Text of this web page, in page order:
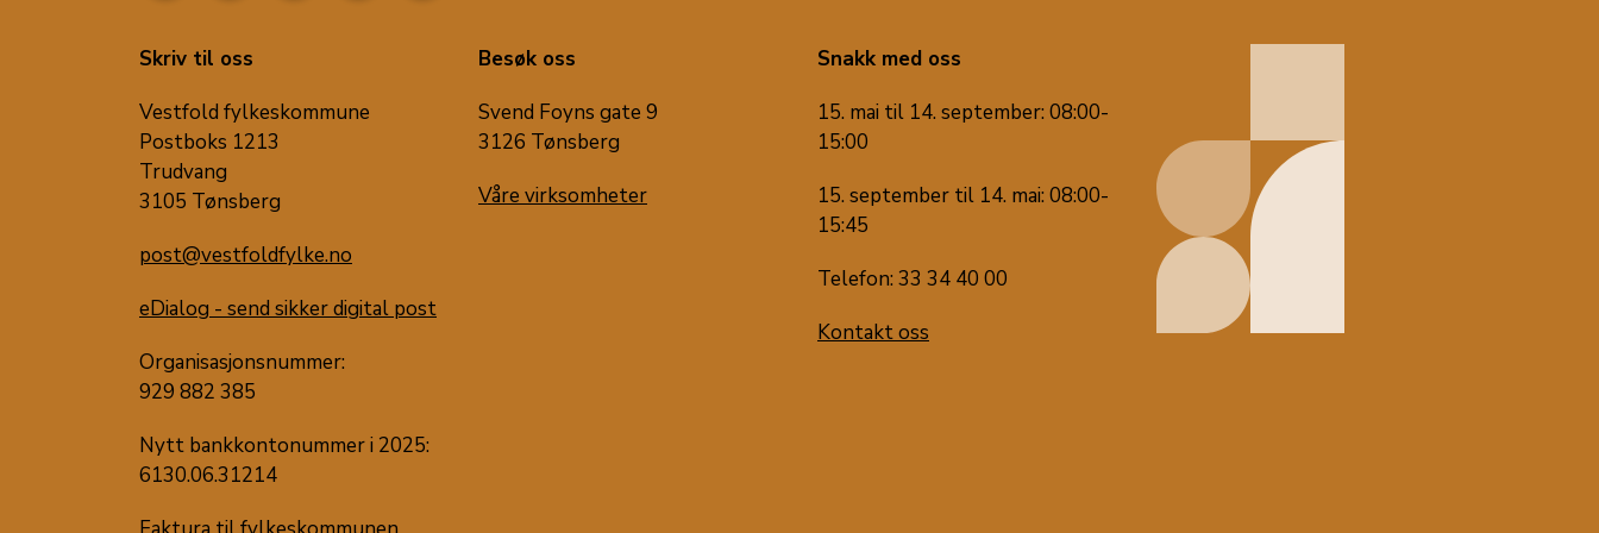
Skriv til oss
Vestfold fylkeskommune
Postboks 1213
Trudvang
3105 Tønsberg
post@vestfoldfylke.no
eDialog - send sikker digital post
Organisasjonsnummer:
929 882 385
Nytt bankkontonummer i 2025:
6130.06.31214
Besøk oss
Svend Foyns gate 9
3126 Tønsberg
Våre virksomheter
Snakk med oss
15. mai til 14. september: 08:00-
15:00
15. september til 14. mai: 08:00-
15:45
Telefon: 33 34 40 00
Kontakt oss